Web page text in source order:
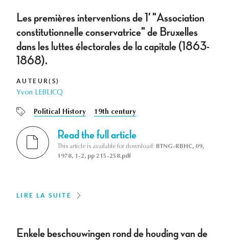
Les premières interventions de 1' "Association
constitutionnelle conservatrice" de Bruxelles
dans les luttes électorales de la capitale (1863-
1868).
AUTEUR(S)
Yvon LEBLICQ
Political History 19th century
Read the full article
This article is available for download: BTNG-RBHC, 09,
1978, 1-2, pp 215-258.pdf
LIRE LA SUITE
Enkele beschouwingen rond de houding van de